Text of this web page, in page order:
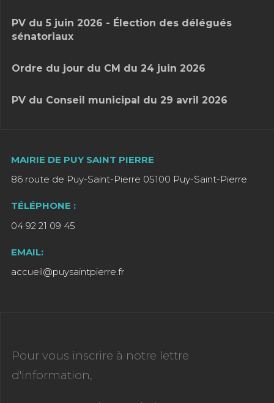
PV du 5 juin 2026 - Élection des délégués
sénatoriaux
Ordre du jour du CM du 24 juin 2026
PV du Conseil municipal du 29 avril 2026
MAIRIE DE PUY SAINT PIERRE
86 route de Puy-Saint-Pierre 05100 Puy-Saint-Pierre
TÉLÉPHONE :
04 92 21 09 45
EMAIL:
accueil@puysaintpierre.fr
Pour vous inscrire à notre lettre
d'information,